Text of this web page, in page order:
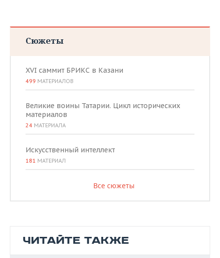
Сюжеты
XVI саммит БРИКС в Казани
499 МАТЕРИАЛОВ
Великие воины Татарии. Цикл исторических
материалов
24 МАТЕРИАЛА
Искусственный интеллект
181 МАТЕРИАЛ
Все сюжеты
ЧИТАЙТЕ ТАКЖЕ